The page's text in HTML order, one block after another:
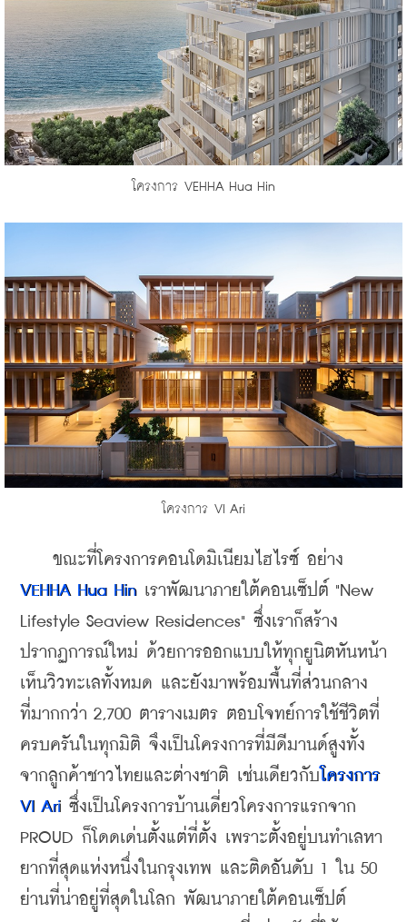
​โครงการ VEHHA Hua Hin
​โครงการ VI Ari
VEHHA Hua Hin เราพัฒนาภายใต้คอนเซ็ปต์ "New
Lifestyle Seaview Residences" ซึ่งเราก็สร้าง
ปรากฏการณ์ใหม่ ด้วยการออกแบบให้ทุกยูนิตหันหน้า
เห็นวิวทะเลทั้งหมด และยังมาพร้อมพื้นที่ส่วนกลาง
ที่มากกว่า 2,700 ตารางเมตร ตอบโจทย์การใช้ชีวิตที่
ครบครันในทุกมิติ จึงเป็นโครงการที่มีดีมานด์สูงทั้ง
จากลูกค้าชาวไทยและต่างชาติ เช่นเดียวกับโครงการ
VI Ari ซึ่งเป็นโครงการบ้านเดี่ยวโครงการแรกจาก
PROUD ก็โดดเด่นตั้งแต่ที่ตั้ง เพราะตั้งอยู่บนทำเลหา
ยากที่สุดแห่งหนึ่งในกรุงเทพ และติดอันดับ 1 ใน 50